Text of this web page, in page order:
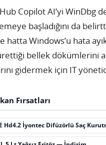
Copilot AI’yi WinDbg
başladığını da
hatta Windows’u hata
bellek dökümlerini
gidermek için IT
Fırsatları
Hd4.2 İyontec Difüzörlü Saç